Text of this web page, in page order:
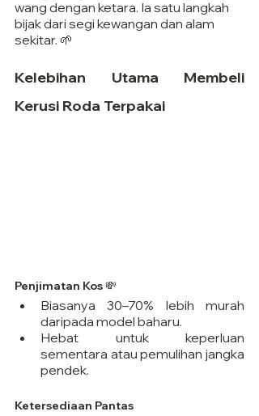
wang dengan ketara. Ia satu langkah
bijak dari segi kewangan dan alam
sekitar. 🌱
Kelebihan Utama Membeli
Kerusi Roda Terpakai
Penjimatan Kos 💸
Biasanya 30–70% lebih murah
daripada model baharu.
Hebat untuk keperluan
sementara atau pemulihan jangka
pendek.
Ketersediaan Pantas